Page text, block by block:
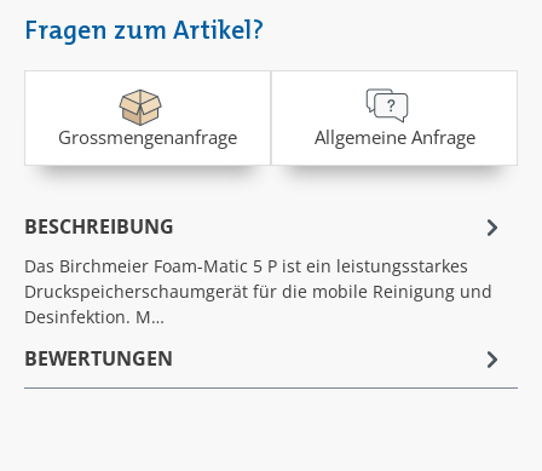
Fragen zum Artikel?
Grossmengenanfrage Allgemeine Anfrage
BESCHREIBUNG
Das Birchmeier Foam-Matic 5 P ist ein leistungsstarkes
Druckspeicherschaumgerät für die mobile Reinigung und
Desinfektion. M…
BEWERTUNGEN